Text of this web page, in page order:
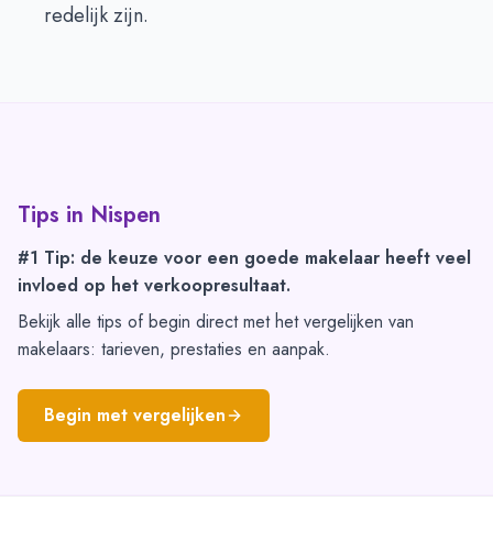
redelijk zijn.
Tips in Nispen
#1 Tip: de keuze voor een goede makelaar heeft veel
invloed op het verkoopresultaat.
Bekijk alle tips of begin direct met het vergelijken van
makelaars: tarieven, prestaties en aanpak.
Begin met vergelijken